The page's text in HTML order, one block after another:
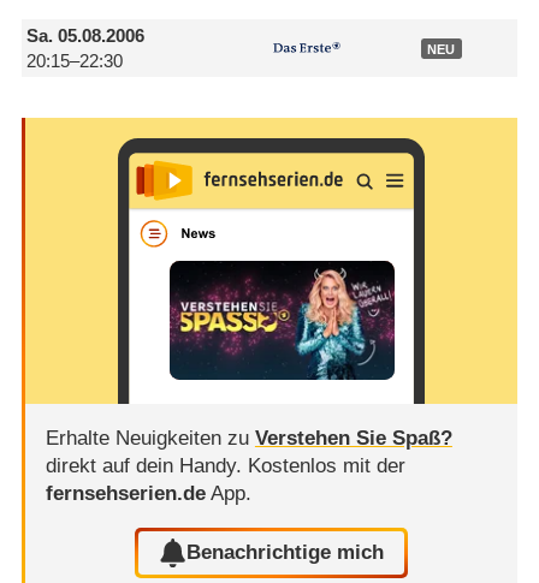
Sa.05.08.2006
20:15–22:30
NEU
Erhalte Neuigkeiten zu Verstehen Sie Spaß?
direkt auf dein Handy. Kostenlos mit der
fernsehserien.deApp.
Benachrichtige mich